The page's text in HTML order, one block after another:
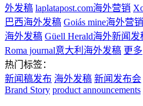
外发稿 laplatapost.com海外营销
巴西海外发稿 Goiás mine海外营销
海外发稿 Güell Herald海外新闻发
Roma journal意大利海外发稿 更多
热门标签：
新闻稿发布 海外发稿 新闻发布会
Brand Story product announcements